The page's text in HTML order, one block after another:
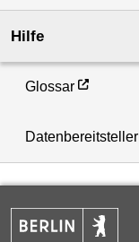
Hilfe
Glossar
Datenbereitsteller